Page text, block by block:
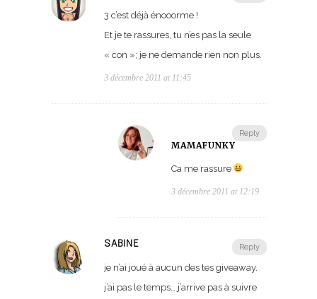
3 c’est déjà énooorme !
Et je te rassures, tu n’es pas la seule
« con »; je ne demande rien non plus.
3 décembre 2011 at 11:45
Reply
MAMAFUNKY
Ca me rassure
3 décembre 2011 at 12:19
Reply
SABINE
je n’ai joué à aucun des tes giveaway.
j’ai pas le temps… j’arrive pas à suivre